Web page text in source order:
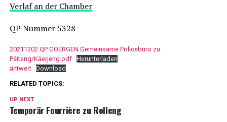
Verlaf an der Chamber
QP Nummer 5328
20211202 QP GOERGEN Gemeinsame Policebüro zu
Péiteng/Käerjeng.pdf
Herunterladen
äntwert
Download
RELATED TOPICS:
UP NEXT
Temporär Fourrière zu Rolleng